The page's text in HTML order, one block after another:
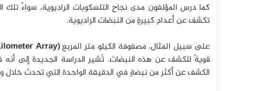
كما درس المؤلفون مدى نجاح التلسكوبات الراديوية، سواءً
تكشف عن أعدادٍ كبيرةٍ من النبضات الراديوية.
على سبيل المثال، مصفوفة الكيلو متر المربع(Square Kilometer Array)
قويةً للكشف عن هذه النبضات. تُشير الدراسة الجديدة إلى
الكشف عن أكثر من نبضةٍ في الدقيقة الواحدة التي تحدث خلال